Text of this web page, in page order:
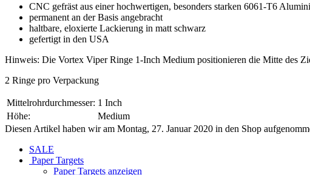
CNC gefräst aus einer hochwertigen, besonders starken 6061-T6
permanent an der Basis angebracht
haltbare, eloxierte Lackierung in matt schwarz
gefertigt in den USA
Hinweis: Die Vortex Viper Ringe 1-Inch Medium positionieren die Mitte des
2 Ringe pro Verpackung
Mittelrohrdurchmesser: 1 Inch
Höhe:
Medium
Diesen Artikel haben wir am Montag, 27. Januar 2020 in den Shop
SALE
Paper Targets
Paper Targets anzeigen